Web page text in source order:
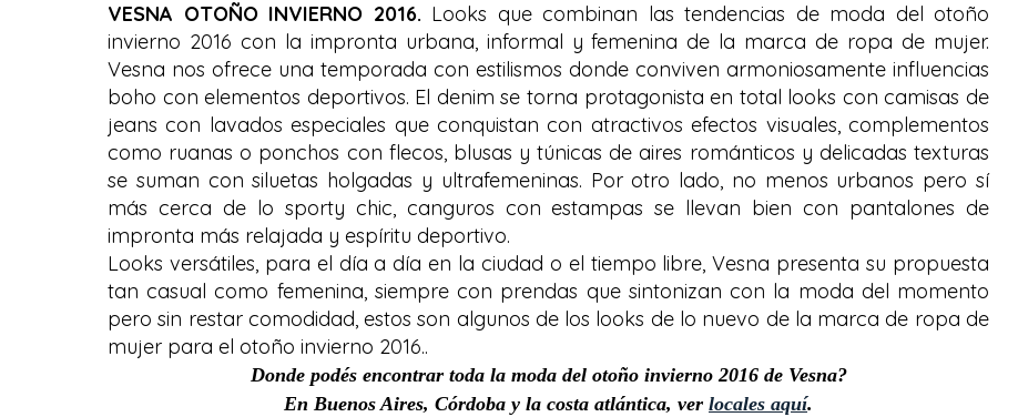
VESNA OTOÑO INVIERNO 2016. Looks que combinan las tendencias de moda del otoño
invierno 2016 con la impronta urbana, informal y femenina de la marca de ropa de mujer.
Vesna nos ofrece una temporada con estilismos donde conviven armoniosamente influencias
boho con elementos deportivos. El denim se torna protagonista en total looks con camisas de
jeans con lavados especiales que conquistan con atractivos efectos visuales, complementos
como ruanas o ponchos con flecos, blusas y túnicas de aires románticos y delicadas texturas
se suman con siluetas holgadas y ultrafemeninas. Por otro lado, no menos urbanos pero sí
más cerca de lo sporty chic, canguros con estampas se llevan bien con pantalones de
impronta más relajada y espíritu deportivo.
Looks versátiles, para el día a día en la ciudad o el tiempo libre, Vesna presenta su propuesta
tan casual como femenina, siempre con prendas que sintonizan con la moda del momento
pero sin restar comodidad, estos son algunos de los looks de lo nuevo de la marca de ropa de
mujer para el otoño invierno 2016..
Donde podés encontrar toda la moda del otoño invierno 2016 de Vesna?
En Buenos Aires, Córdoba y la costa atlántica, ver locales aquí.